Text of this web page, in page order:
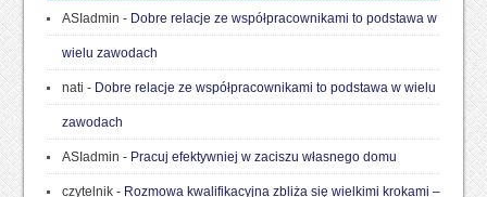
ASIadmin - Dobre relacje ze współpracownikami to podstawa w
wielu zawodach
nati - Dobre relacje ze współpracownikami to podstawa w wielu
zawodach
ASIadmin - Pracuj efektywniej w zaciszu własnego domu
czytelnik- Rozmowa kwalifikacyjna zbliża się wielkimi krokami –